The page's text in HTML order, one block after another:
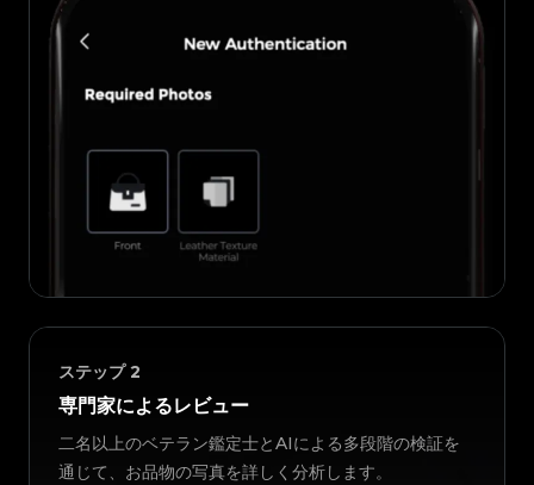
ステップ 2
専門家によるレビュー
二名以上のベテラン鑑定士とAIによる多段階の検証を
通じて、お品物の写真を詳しく分析します。